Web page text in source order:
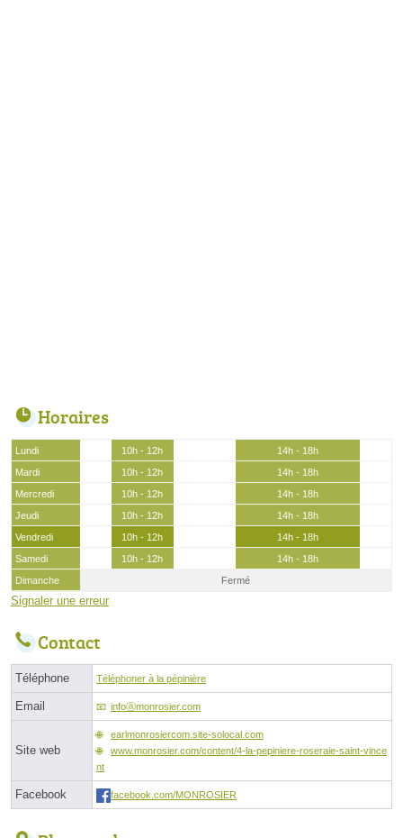
Horaires
Lundi 10h - 12h
14h - 18h
Mardi
10h - 12h
14h - 18h
Mercredi
10h - 12h
14h - 18h
Jeudi
10h - 12h
14h - 18h
Vendredi
10h - 12h
14h - 18h
Samedi
10h - 12h
14h - 18h
Dimanche
Fermé
Signaler une erreur
Contact
Téléphone Téléphoner à la pépinière
Email infoⓐmonrosier.com
Site web
earlmonrosiercom.site-solocal.com
www.monrosier.com/content/4-la-pepiniere-roseraie-saint-vince
nt
Facebook facebook.com/MONROSIER